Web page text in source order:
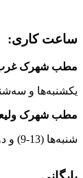
ساعت کاری:
مطب شهرک
یکشنبه‌ها و
مطب شهرک
شنبه‌ها (13-9) و دوشنبه‌ها (16-9)